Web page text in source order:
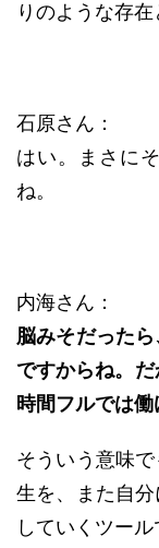
りのような存在
石原さん：
はい。まさに
ね。
内海さん：
脳みそだった
ですからね。
時間フルでは働
そういう意味
生を、また自
していくツール